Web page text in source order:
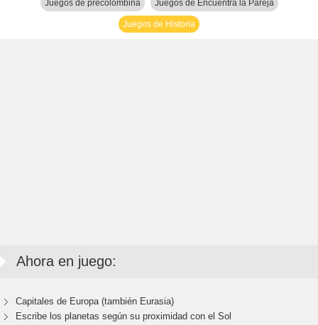
Juegos de precolombina Juegos de Encuentra la Pareja
Juegos de Historia
Ahora en juego:
Capitales de Europa (también Eurasia)
Escribe los planetas según su proximidad con el Sol